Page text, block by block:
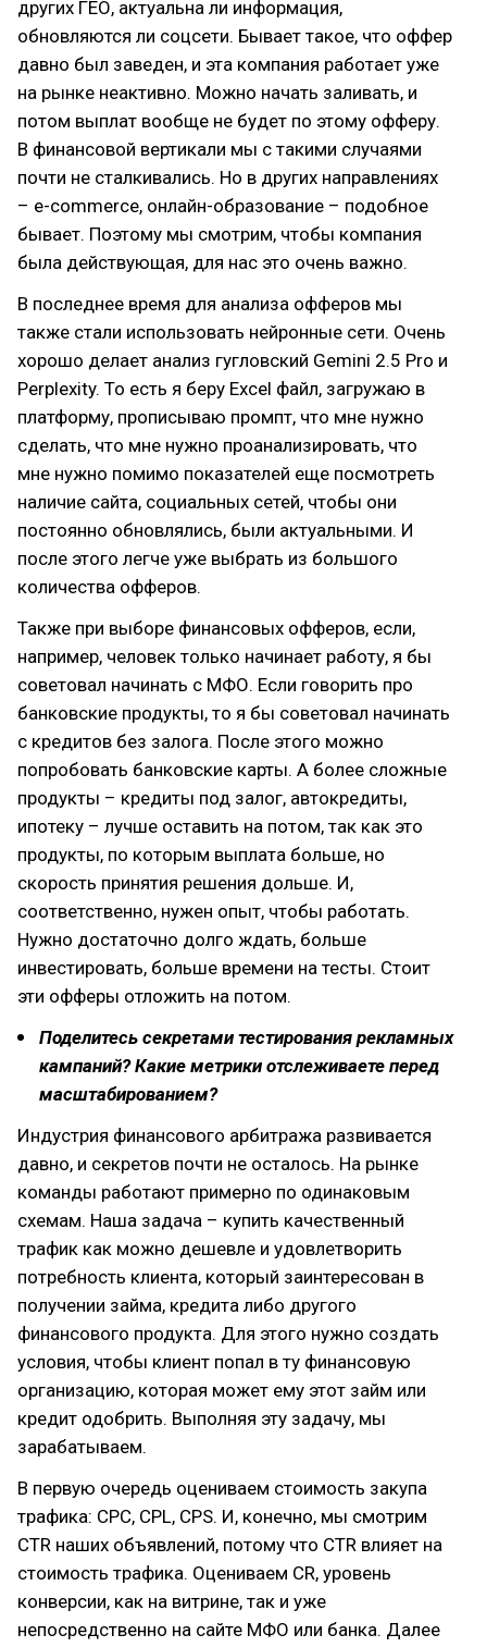
других ГЕО, актуальна ли информация,
обновляются ли соцсети. Бывает такое, что оффер
давно был заведен, и эта компания работает уже
на рынке неактивно. Можно начать заливать, и
потом выплат вообще не будет по этому офферу.
В финансовой вертикали мы с такими случаями
почти не сталкивались. Но в других направлениях
– e-commerce, онлайн-образование – подобное
бывает. Поэтому мы смотрим, чтобы компания
была действующая, для нас это очень важно.
В последнее время для анализа офферов мы
также стали использовать нейронные сети. Очень
хорошо делает анализ гугловский Gemini 2.5 Pro и
Perplexity. То есть я беру Excel файл, загружаю в
платформу, прописываю промпт, что мне нужно
сделать, что мне нужно проанализировать, что
мне нужно помимо показателей еще посмотреть
наличие сайта, социальных сетей, чтобы они
постоянно обновлялись, были актуальными. И
после этого легче уже выбрать из большого
количества офферов.
Также при выборе финансовых офферов, если,
например, человек только начинает работу, я бы
советовал начинать с МФО. Если говорить про
банковские продукты, то я бы советовал начинать
с кредитов без залога. После этого можно
попробовать банковские карты. А более сложные
продукты – кредиты под залог, автокредиты,
ипотеку – лучше оставить на потом, так как это
продукты, по которым выплата больше, но
скорость принятия решения дольше. И,
соответственно, нужен опыт, чтобы работать.
Нужно достаточно долго ждать, больше
инвестировать, больше времени на тесты. Стоит
эти офферы отложить на потом.
Поделитесь секретами тестирования рекламных
кампаний? Какие метрики отслеживаете перед
масштабированием?
Индустрия финансового арбитража развивается
давно, и секретов почти не осталось. На рынке
команды работают примерно по одинаковым
схемам. Наша задача – купить качественный
трафик как можно дешевле и удовлетворить
потребность клиента, который заинтересован в
получении займа, кредита либо другого
финансового продукта. Для этого нужно создать
условия, чтобы клиент попал в ту финансовую
организацию, которая может ему этот займ или
кредит одобрить. Выполняя эту задачу, мы
зарабатываем.
В первую очередь оцениваем стоимость закупа
трафика: CPC, CPL, CPS. И, конечно, мы смотрим
CTR наших объявлений, потому что CTR влияет на
стоимость трафика. Оцениваем CR, уровень
конверсии, как на витрине, так и уже
непосредственно на сайте МФО или банка. Далее